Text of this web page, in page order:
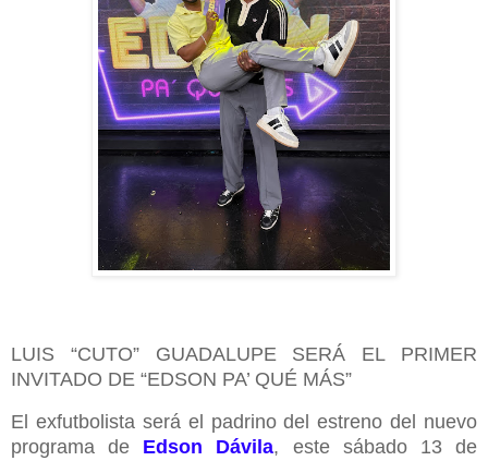
LUIS “CUTO” GUADALUPE SERÁ EL PRIMER
INVITADO DE “EDSON PA’ QUÉ MÁS”
El exfutbolista será el padrino del estreno del nuevo
programa de Edson Dávila, este sábado 13 de